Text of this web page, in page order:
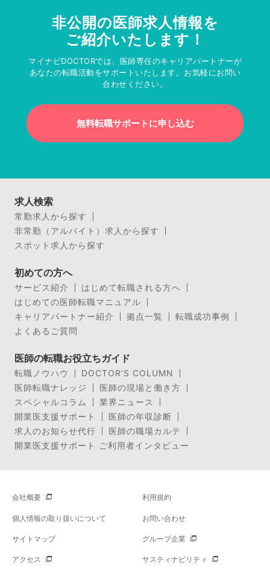
非公開の医師求人情報を
ご紹介いたします！
マイナビDOCTORでは、医師専任のキャリアパートナーが
あなたの転職活動をサポートいたします。お気軽にお問い
合わせください。
無料転職サポートに申し込む
求人検索
常勤求人から探す
非常勤（アルバイト）求人から探す
スポット求人から探す
初めての方へ
サービス紹介
はじめて転職される方へ
はじめての医師転職マニュアル
キャリアパートナー紹介
拠点一覧
転職成功事例
よくあるご質問
医師の転職お役立ちガイド
転職ノウハウ
DOCTOR’S COLUMN
医師転職ナレッジ
医師の現場と働き方
スペシャルコラム
業界ニュース
開業医支援サポート
医師の年収診断
求人のお知らせ代行
医師の職場カルテ
開業医支援サポート ご利用者インタビュー
会社概要 利用規約
個人情報の取り扱いについて お問い合わせ
サイトマップ グループ企業
アクセス サスティナビリティ